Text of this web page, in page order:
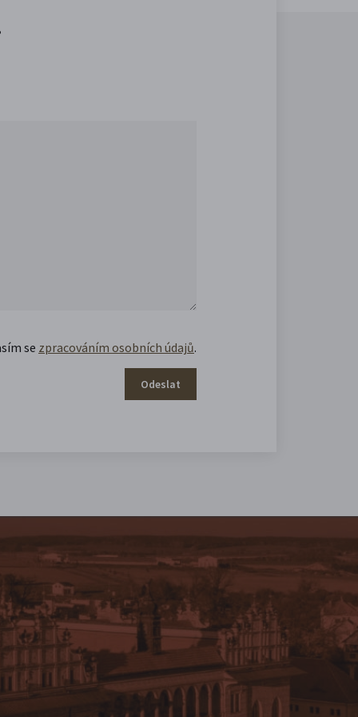
se zpracováním osobních údajů.
Odeslat